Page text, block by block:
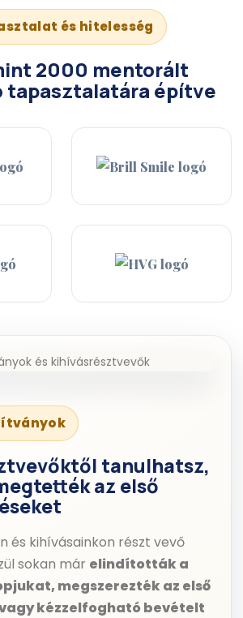
és hitelesség
2000 mentorált
tapasztalatára építve
tanulhatsz,
az első
és kihívásainkon részt vevő
sokan már elindították a
megszerezték az első
kézzelfogható bevételt